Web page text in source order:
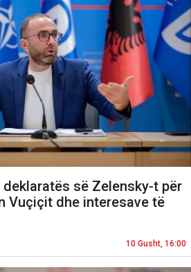
së Zelensky-t për
Vuçiçit dhe interesave të
10 Gusht, 16:00